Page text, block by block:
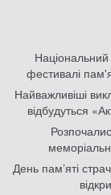
Національний
фестивалі
Найважливіші
відбудуться
День памʼяті